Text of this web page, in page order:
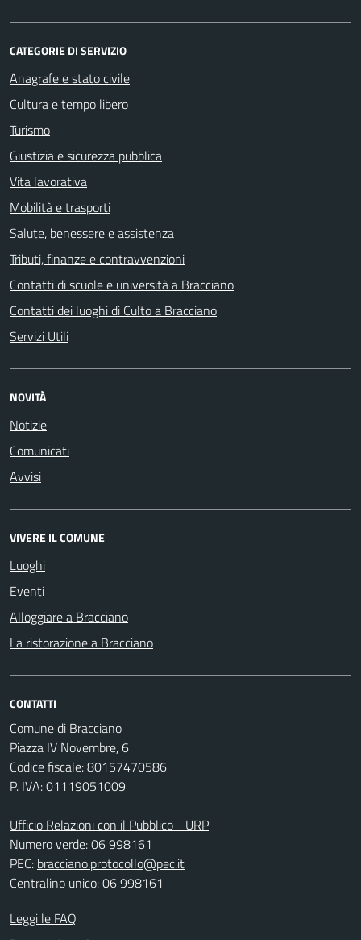
CATEGORIE DI SERVIZIO
Anagrafe e stato civile
Cultura e tempo libero
Turismo
Giustizia e sicurezza pubblica
Vita lavorativa
Mobilità e trasporti
Salute, benessere e assistenza
Tributi, finanze e contravvenzioni
Contatti di scuole e università a Bracciano
Contatti dei luoghi di Culto a Bracciano
Servizi Utili
NOVITÀ
Notizie
Comunicati
Avvisi
VIVERE IL COMUNE
Luoghi
Eventi
Alloggiare a Bracciano
La ristorazione a Bracciano
CONTATTI
Comune di Bracciano
Piazza IV Novembre, 6
Codice fiscale: 80157470586
P. IVA: 01119051009
Ufficio Relazioni con il Pubblico - URP
Numero verde: 06 998161
PEC: bracciano.protocollo@pec.it
Centralino unico: 06 998161
Leggi le FAQ